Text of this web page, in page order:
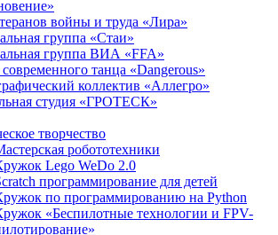
войны и труда «Лира»
группа «Стаи»
группа ВИА «FFA»
танца «Dangerous»
коллектив «Аллегро»
студия «ГРОТЕСК»
творчество
робототехники
Lego WeDo 2.0
программирование для детей
по программированию на Python
«Беспилотные технологии и FPV-